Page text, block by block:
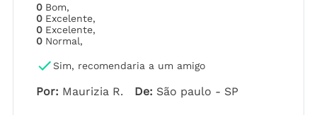
0 Bom,
0 Excelente,
0 Excelente,
0 Normal,
Sim, recomendaria a um amigo
Por: Maurizia R. De: São paulo - SP